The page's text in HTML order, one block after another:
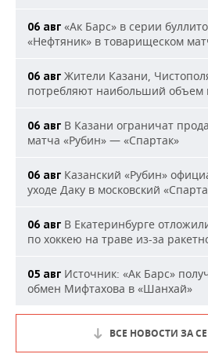
06 авг «Ак Барс» в серии
«Нефтяник» в товарищеском
06 авг Жители Казани,
потребляют наибольший объем
06 авг В Казани ограничат
матча «Рубин» — «Спартак»
06 авг Казанский «Рубин»
уходе Даку в московский
06 авг В Екатеринбурге
по хоккею на траве из-за
05 авг Источник: «Ак Барс»
обмен Мифтахова в «Шанхай»
ВСЕ НОВОСТИ ЗА